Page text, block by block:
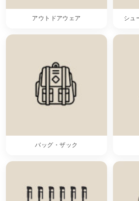
アウトドアウェア シュ
バッグ・ザック